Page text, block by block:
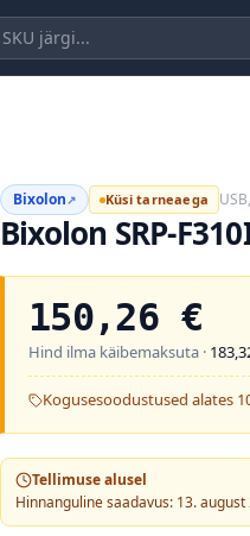
Bixolon↗ Küsi tarneaega
Bixolon SRP-
150,26 €
Hind ilma käibemaksuta ·
Kogusesoodustused alates
Tellimuse alusel
Hinnanguline saadavus: 13. august